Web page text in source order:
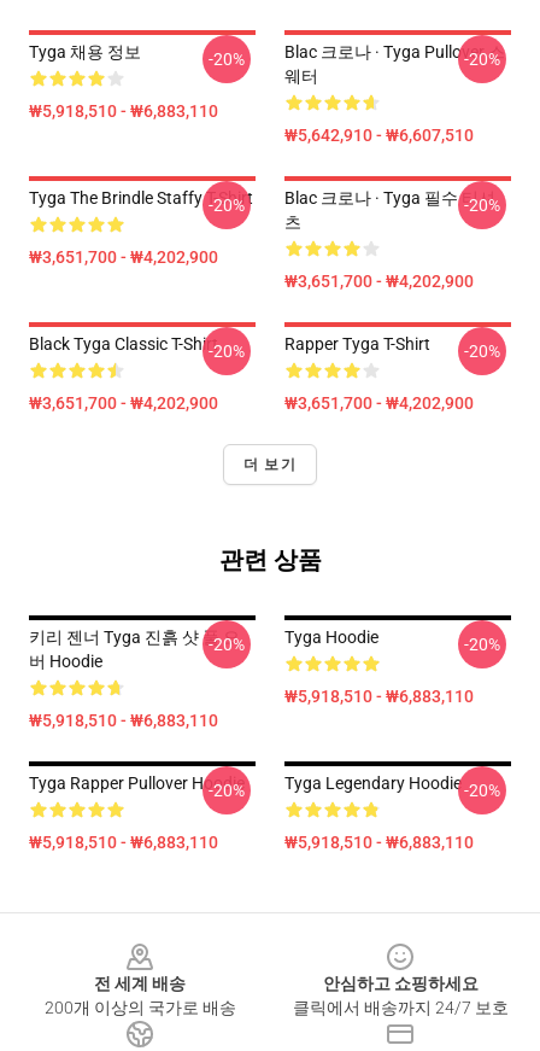
Tyga 채용 정보
₩5,918,510 - ₩6,883,110
-20%
Blac 크로나 · Tyga Pullover 스
웨터
₩5,642,910 - ₩6,607,510
-20%
Tyga The Brindle Staffy T-Shirt
₩3,651,700 - ₩4,202,900
-20%
Blac 크로나 · Tyga 필수 티셔
츠
₩3,651,700 - ₩4,202,900
-20%
Black Tyga Classic T-Shirt
₩3,651,700 - ₩4,202,900
-20% Rapper Tyga T-Shirt
₩3,651,700 - ₩4,202,900
-20%
더 보기
관련 상품
키리 젠너 Tyga 진흙 샷 풀 오
버 Hoodie
₩5,918,510 - ₩6,883,110
-20% Tyga Hoodie
₩5,918,510 - ₩6,883,110
-20%
Tyga Rapper Pullover Hoodie
₩5,918,510 - ₩6,883,110
-20% Tyga Legendary Hoodie
₩5,918,510 - ₩6,883,110
-20%
전 세계 배송
200개 이상의 국가로 배송
안심하고 쇼핑하세요
클릭에서 배송까지 24/7 보호